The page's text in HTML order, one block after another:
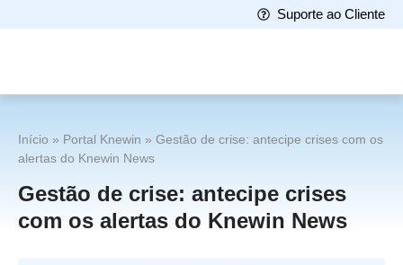
Suporte ao Cliente
Início » Portal Knewin » Gestão de crise: antecipe crises com os
alertas do Knewin News
Gestão de crise: antecipe crises
com os alertas do Knewin News